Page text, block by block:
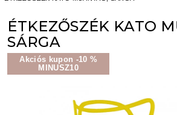
ÉTKEZŐSZÉK KATO
SÁRGA
Akciós kupon -10 %
MINUSZ10